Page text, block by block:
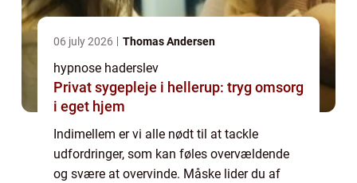
06 july 2026 Thomas Andersen
hypnose haderslev
Privat sygepleje i hellerup: tryg omsorg
i eget hjem
Indimellem er vi alle nødt til at tackle
udfordringer, som kan føles overvældende
og svære at overvinde. Måske lider du af